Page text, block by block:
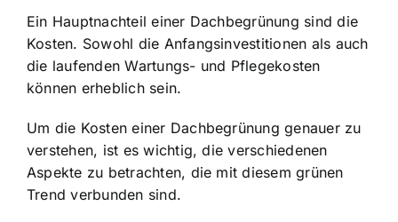
Ein Hauptnachteil einer Dachbegrünung sind die
Kosten. Sowohl die Anfangsinvestitionen als auch
die laufenden Wartungs- und Pflegekosten
können erheblich sein.
Um die Kosten einer Dachbegrünung genauer zu
verstehen, ist es wichtig, die verschiedenen
Aspekte zu betrachten, die mit diesem grünen
Trend verbunden sind.